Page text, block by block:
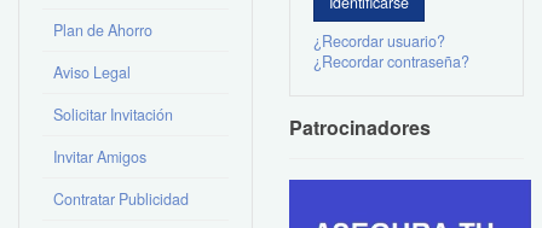
Plan de Ahorro
Aviso Legal
Solicitar Invitación
Invitar Amigos
Contratar Publicidad
¿Recordar usuario?
¿Recordar contraseña?
Patrocinadores